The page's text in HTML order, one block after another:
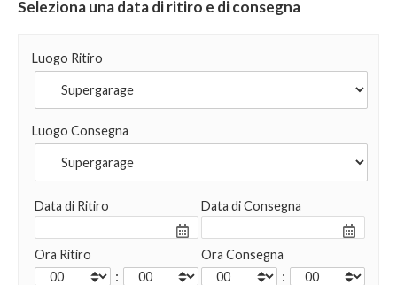
Seleziona una data di ritiro e di consegna
Luogo Ritiro
Luogo Consegna
Data di Ritiro
Ora Ritiro
:
Data di Consegna
Ora Consegna
: